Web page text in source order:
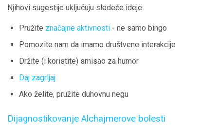
Njihovi sugestije uključuju sledeće ideje:
Pružite značajne aktivnosti - ne samo bingo
Pomozite nam da imamo društvene interakcije
Držite (i koristite) smisao za humor
Daj zagrljaj
Ako želite, pružite duhovnu negu
Dijagnostikovanje Alchajmerove bolesti